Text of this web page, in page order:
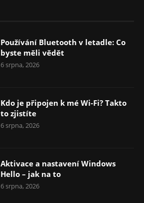
Používání Bluetooth v letadle: Co
byste měli vědět
6 srpna, 2026
Kdo je připojen k mé Wi-Fi? Takto
to zjistíte
6 srpna, 2026
Aktivace a nastavení Windows
Hello – jak na to
6 srpna, 2026